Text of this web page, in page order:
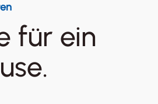
für ein